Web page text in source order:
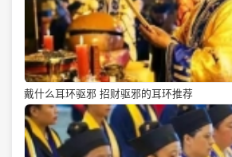
戴什么耳环驱邪 招财驱邪的耳环推荐